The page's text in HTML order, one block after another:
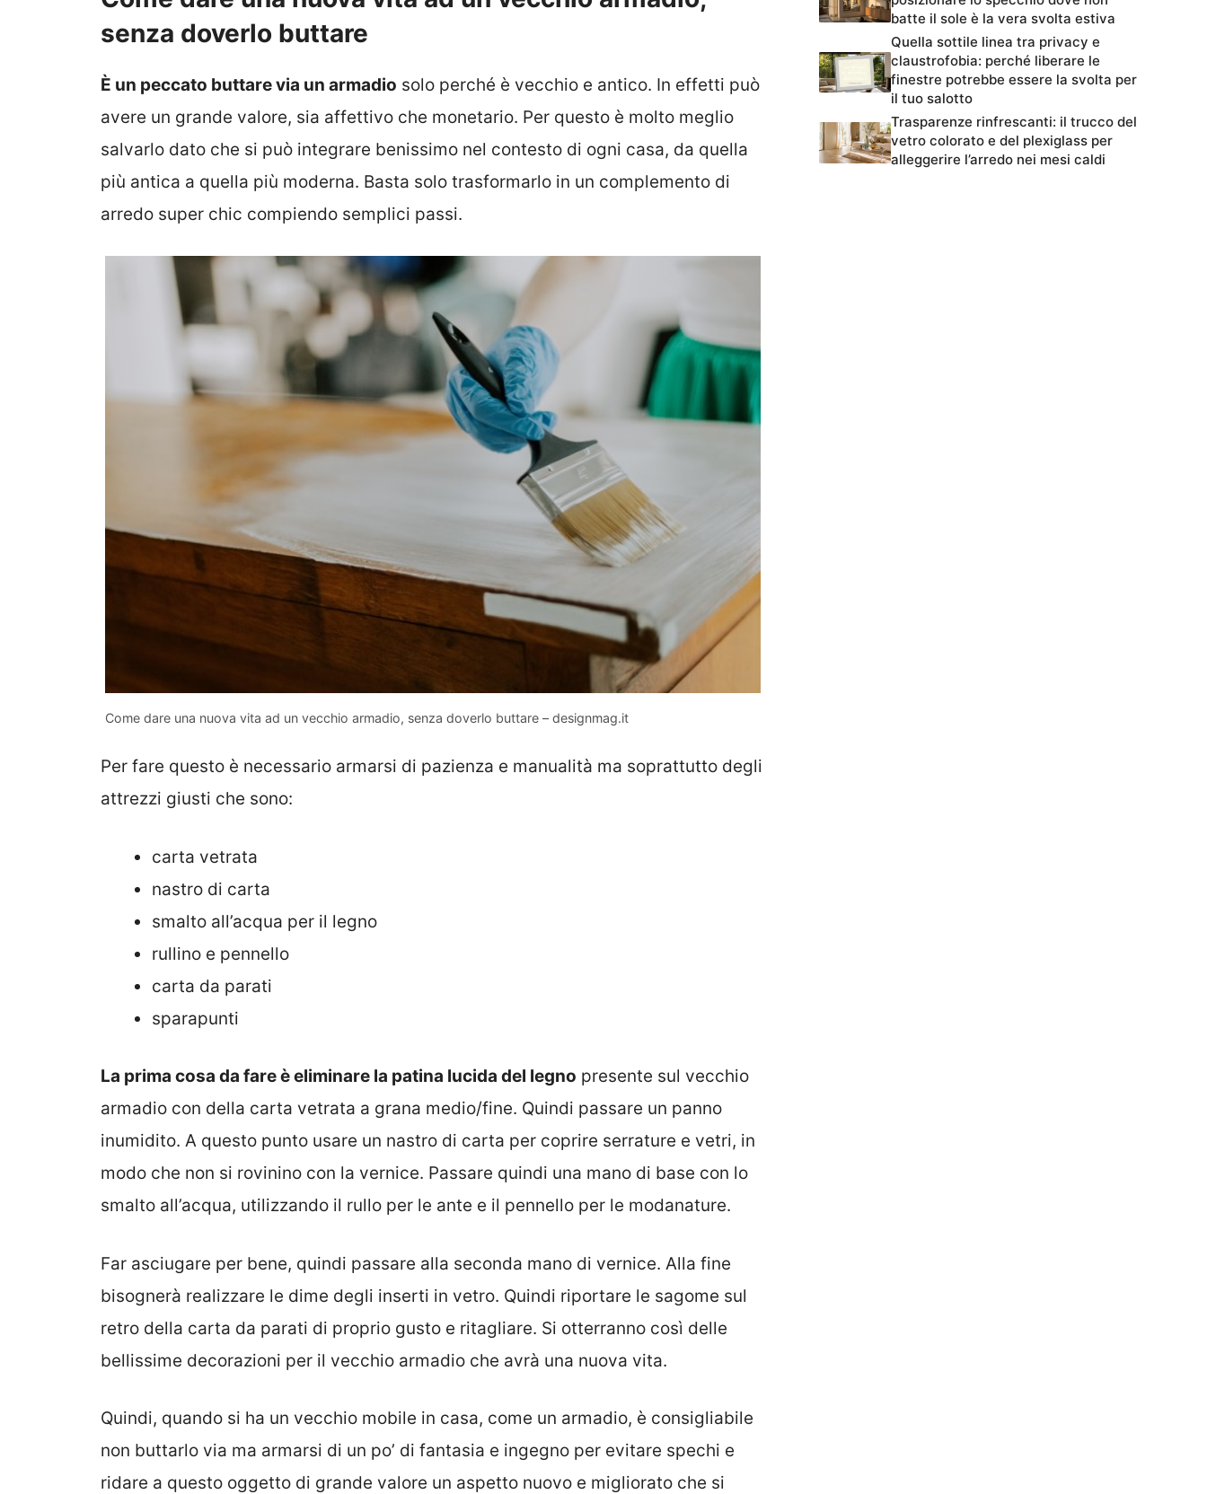
senza doverlo buttare
È un peccato buttare via un armadio solo perché è vecchio e antico. In effetti può
avere un grande valore, sia affettivo che monetario. Per questo è molto meglio
salvarlo dato che si può integrare benissimo nel contesto di ogni casa, da quella
più antica a quella più moderna. Basta solo trasformarlo in un complemento di
arredo super chic compiendo semplici passi.
Come dare una nuova vita ad un vecchio armadio, senza doverlo buttare – designmag.it
Per fare questo è necessario armarsi di pazienza e manualità ma soprattutto degli
attrezzi giusti che sono:
carta vetrata
nastro di carta
smalto all’acqua per il legno
rullino e pennello
carta da parati
sparapunti
La prima cosa da fare è eliminare la patina lucida del legno presente sul vecchio
armadio con della carta vetrata a grana medio/fine. Quindi passare un panno
inumidito. A questo punto usare un nastro di carta per coprire serrature e vetri, in
modo che non si rovinino con la vernice. Passare quindi una mano di base con lo
smalto all’acqua, utilizzando il rullo per le ante e il pennello per le modanature.
Far asciugare per bene, quindi passare alla seconda mano di vernice. Alla fine
bisognerà realizzare le dime degli inserti in vetro. Quindi riportare le sagome sul
retro della carta da parati di proprio gusto e ritagliare. Si otterranno così delle
bellissime decorazioni per il vecchio armadio che avrà una nuova vita.
Quindi, quando si ha un vecchio mobile in casa, come un armadio, è consigliabile
non buttarlo via ma armarsi di un po’ di fantasia e ingegno per evitare spechi e
ridare a questo oggetto di grande valore un aspetto nuovo e migliorato che si
batte il sole è la vera svolta estiva
Quella sottile linea tra privacy e
claustrofobia: perché liberare le
finestre potrebbe essere la svolta per
il tuo salotto
Trasparenze rinfrescanti: il trucco del
vetro colorato e del plexiglass per
alleggerire l’arredo nei mesi caldi